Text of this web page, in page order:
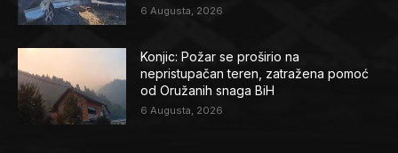
6 Augusta, 2026
Konjic: Požar se proširio na
nepristupačan teren, zatražena pomoć
od Oružanih snaga BiH
6 Augusta, 2026